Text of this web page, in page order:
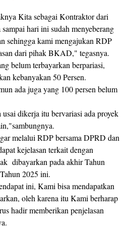
Kita sebagai Kontraktor dari
hari ini sudah menyeberang
sehingga kami mengajukan RDP
dari pihak BKAD," tegasnya.
belum terbayarkan berpariasi,
kebanyakan 50 Persen.
ada juga yang 100 persen belum
dikerja itu bervariasi ada proyek
melalui RDP bersama DPRD dan
kejelasan terkait dengan
dibayarkan pada akhir Tahun
2025 ini.
ini, Kami bisa mendapatkan
oleh karena itu Kami berharap
hadir memberikan penjelasan